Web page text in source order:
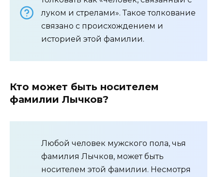
луком и стрелами». Такое толкование
связано с происхождением и
историей этой фамилии.
Кто может быть носителем
фамилии Лычков?
Любой человек мужского пола, чья
фамилия Лычков, может быть
носителем этой фамилии. Несмотря